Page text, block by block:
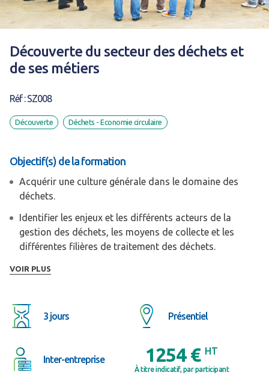
Découverte du secteur des déchets et
de ses métiers
Réf : SZ008
Découverte Déchets - Economie circulaire
Objectif(s) de la formation
Acquérir une culture générale dans le domaine des
déchets.
Identifier les enjeux et les différents acteurs de la
gestion des déchets, les moyens de collecte et les
différentes filières de traitement des déchets.
Maîtriser en outre le contexte réglementaire général du
VOIR PLUS
3 jours Présentiel
Inter-entreprise 1254 € HT
À titre indicatif, par participant